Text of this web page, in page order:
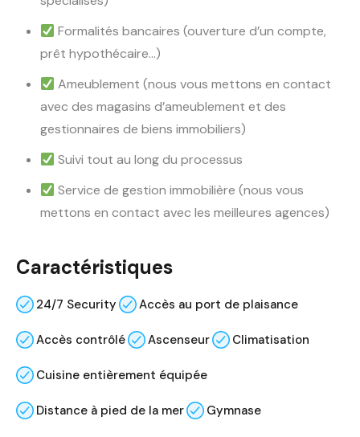
Formalités bancaires (ouverture d’un compte,
prêt hypothécaire…)
Ameublement (nous vous mettons en contact
avec des magasins d’ameublement et des
gestionnaires de biens immobiliers)
Suivi tout au long du processus
Service de gestion immobilière (nous vous
mettons en contact avec les meilleures agences)
Caractéristiques
24/7 Security Accès au port de plaisance
Accès contrôlé Ascenseur Climatisation
Cuisine entièrement équipée
Distance à pied de la mer Gymnase